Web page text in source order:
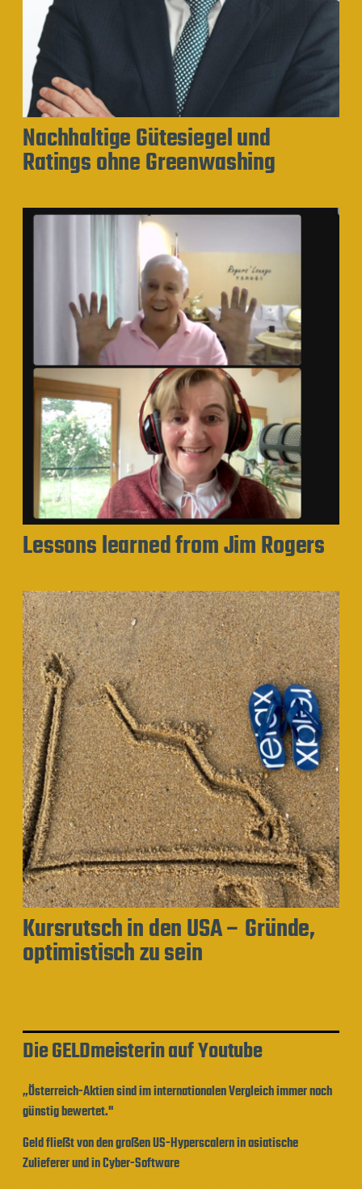
Nachhaltige Gütesiegel und
Ratings ohne Greenwashing
Lessons learned from Jim Rogers
Kursrutsch in den USA – Gründe,
optimistisch zu sein
Die GELDmeisterin auf Youtube
„Österreich-Aktien sind im internationalen Vergleich immer noch
günstig bewertet."
Geld fließt von den großen US-Hyperscalern in asiatische
Zulieferer und in Cyber-Software